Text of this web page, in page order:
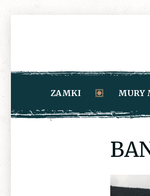
ZAMKI MURY